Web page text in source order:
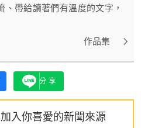
、帶給讀著們有溫度的文字，
作品集
分享
入你喜愛的新聞來源